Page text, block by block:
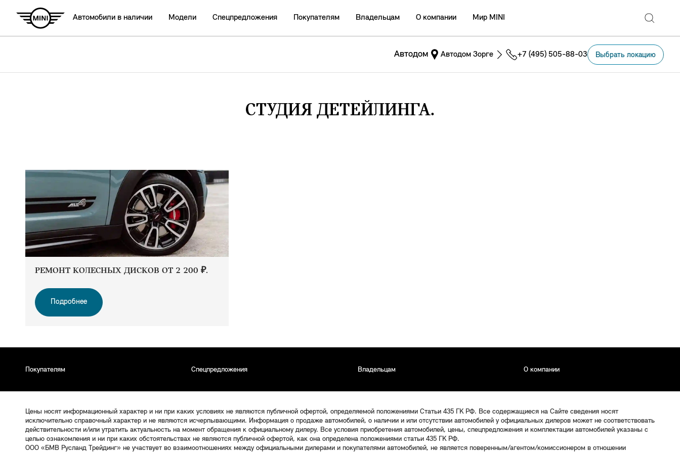
Автодом Выбрать локацию
Автодом Зорге +7 (495) 505-88-03
Автомобили в наличии Модели Спецпредложения Покупателям Владельцам О компании Мир MINI
СТУДИЯ ДЕТЕЙЛИНГА.
РЕМОНТ КОЛЕСНЫХ ДИСКОВ ОТ 2 200 ₽.
Подробнее
Покупателям Спецпредложения Владельцам О компании
Цены носят информационный характер и ни при каких условиях не являются публичной офертой, определяемой положениями Статьи 435 ГК РФ. Все содержащиеся на Сайте сведения носят
исключительно справочный характер и не являются исчерпывающими. Информация о продаже автомобилей, о наличии и или отсутствии автомобилей у официальных дилеров может не соответствовать
действительности и/или утратить актуальность на момент обращения к официальному дилеру. Все условия приобретения автомобилей, цены, спецпредложения и комплектации автомобилей указаны с
целью ознакомления и ни при каких обстоятельствах не являются публичной офертой, как она определена положениями статьи 435 ГК РФ.
ООО «БМВ Русланд Трейдинг» не участвует во взаимоотношениях между официальными дилерами и покупателями автомобилей, не является поверенным/агентом/комиссионером в отношении